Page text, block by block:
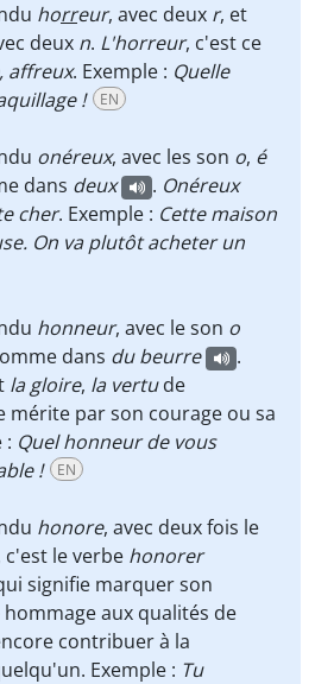
horreur, avec deux r, et
deux n. L'horreur, c'est ce
affreux. Exemple : Quelle
!
EN
onéreux, avec les son o, é
dans deux . Onéreux
cher. Exemple : Cette maison
On va plutôt acheter un
honneur, avec le son o
dans du beurre
.
la gloire, la vertude
mérite par son courage ou sa
: Quel honneur de vous
!
EN
honore, avec deux fois le
c'est le verbe honorer
signifie marquer son
aux qualités de
contribuer à la
Exemple : Tu